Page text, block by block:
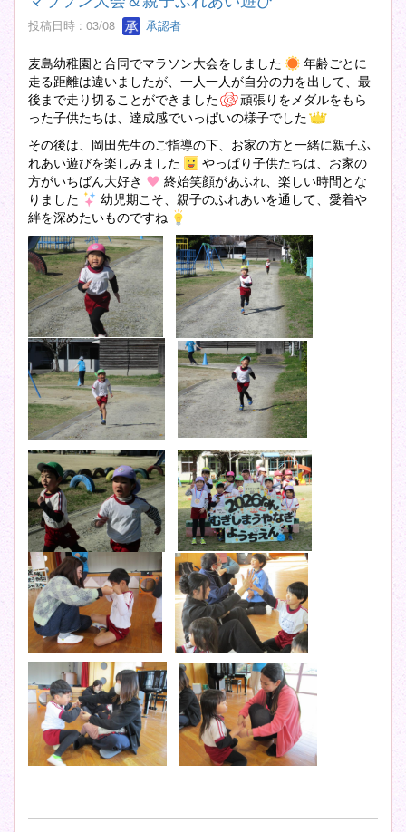
投稿日時 : 03/08 承認者
麦島幼稚園と合同でマラソン大会をしました
年齢ごとに
走る距離は違いましたが、一人一人が自分の力を出して、最
後まで走り切ることができました
頑張りをメダルをもら
った子供たちは、達成感でいっぱいの様子でした
その後は、岡田先生のご指導の下、お家の方と一緒に親子ふ
れあい遊びを楽しみました
やっぱり子供たちは、お家の
方がいちばん大好き
終始笑顔があふれ、楽しい時間とな
りました
幼児期こそ、親子のふれあいを通して、愛着や
絆を深めたいものですね